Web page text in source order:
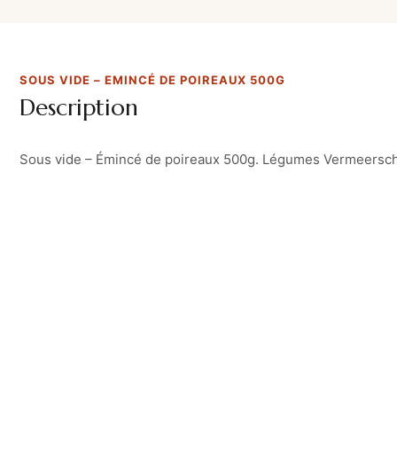
SOUS VIDE – EMINCÉ DE POIREAUX 500G
Description
Sous vide – Émincé de poireaux 500g. Légumes